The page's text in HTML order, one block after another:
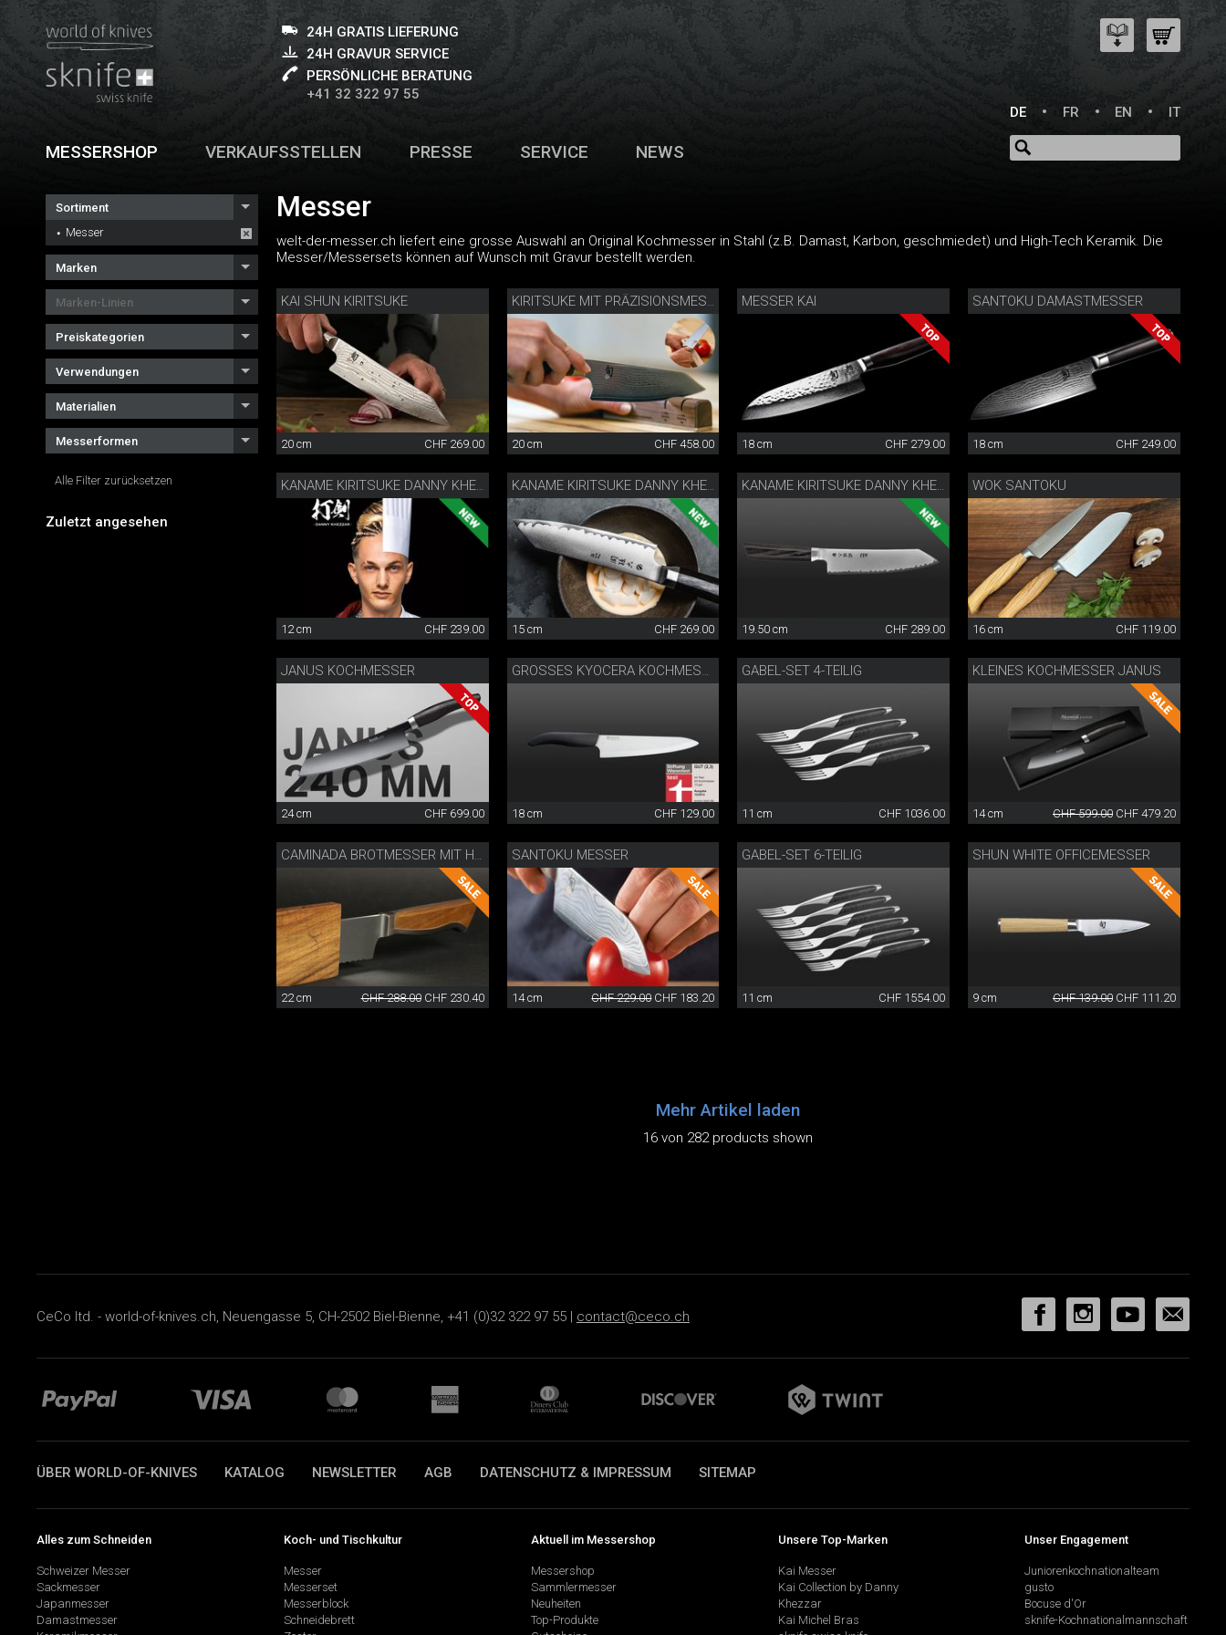
24H GRATIS LIEFERUNG
24H GRAVUR SERVICE
PERSÖNLICHE BERATUNG
+41 32 322 97 55
DE
FR EN IT
MESSERSHOP VERKAUFSSTELLEN PRESSE SERVICE NEWS
Sortiment
Messer
Marken
Marken-Linien
Preiskategorien
Verwendungen
Materialien
Messerformen
Alle Filter zurücksetzen
Zuletzt angesehen
Messer
welt-der-messer.ch liefert eine grosse Auswahl an Original Kochmesser in Stahl (z.B. Damast, Karbon, geschmiedet) und High-Tech Keramik. Die
Messer/Messersets können auf Wunsch mit Gravur bestellt werden.
KAI SHUN KIRITSUKE
20 cm CHF 269.00
KIRITSUKE MIT PRÄZISIONSMESSERSCHÄRFER
20 cm CHF 458.00
MESSER KAI
18 cm CHF 279.00
SANTOKU DAMASTMESSER
18 cm CHF 249.00
KANAME KIRITSUKE DANNY KHEZZAR 12 CM
12 cm CHF 239.00
KANAME KIRITSUKE DANNY KHEZZAR 15 CM
15 cm CHF 269.00
KANAME KIRITSUKE DANNY KHEZZAR 19.5 CM
19.50 cm CHF 289.00
WOK SANTOKU
16 cm CHF 119.00
JANUS KOCHMESSER
24 cm CHF 699.00 18 cm CHF 129.00
GABEL-SET 4-TEILIG
11 cm CHF 1036.00
KLEINES KOCHMESSER JANUS
14 cm CHF 599.00 CHF 479.20
CAMINADA BROTMESSER MIT HOLZSCHEIDE
22 cm CHF 288.00 CHF 230.40
SANTOKU MESSER
14 cm CHF 229.00 CHF 183.20
GABEL-SET 6-TEILIG
11 cm CHF 1554.00
SHUN WHITE OFFICEMESSER
9 cm CHF 139.00 CHF 111.20
Mehr Artikel laden
16 von 282 products shown
CeCo ltd. - world-of-knives.ch, Neuengasse 5, CH-2502 Biel-Bienne, +41 (0)32 322 97 55 | contact@ceco.ch
ÜBER WORLD-OF-KNIVES KATALOG NEWSLETTER AGB DATENSCHUTZ & IMPRESSUM SITEMAP
Alles zum Schneiden
Schweizer Messer
Sackmesser
Japanmesser
Damastmesser
Koch- und Tischkultur
Messer
Messerset
Messerblock
Schneidebrett
Aktuell im Messershop
Messershop
Sammlermesser
Neuheiten
Top-Produkte
Unsere Top-Marken
Kai Messer
Kai Collection by Danny
Khezzar
Kai Michel Bras
Unser Engagement
Juniorenkochnationalteam
gusto
Bocuse d'Or
sknife-Kochnationalmannschaft